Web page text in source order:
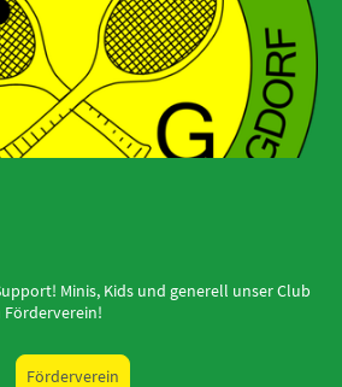
Minis, Kids und generell unser Club
Förderverein